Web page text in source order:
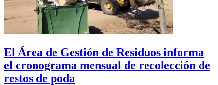
El Área de Gestión de Residuos informa
el cronograma mensual de recolección de
restos de poda